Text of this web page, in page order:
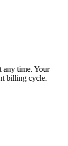
any time. Your
billing cycle.